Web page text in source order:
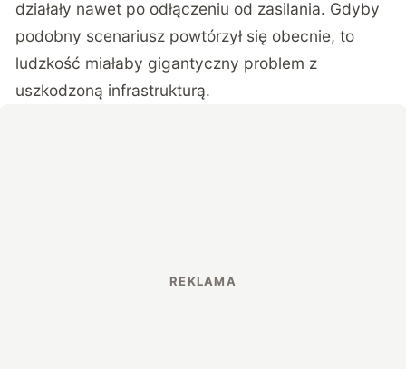
działały nawet po odłączeniu od zasilania. Gdyby
podobny scenariusz powtórzył się obecnie, to
ludzkość miałaby gigantyczny problem z
uszkodzoną infrastrukturą.